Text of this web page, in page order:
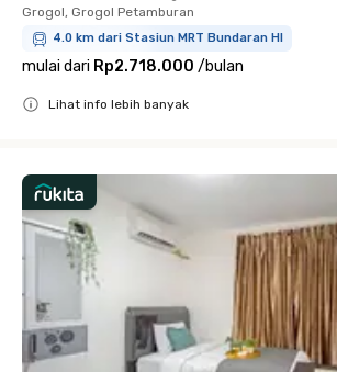
Grogol, Grogol Petamburan
4.0 km dari Stasiun MRT Bundaran HI
mulai dari Rp2.718.000 /bulan
Lihat info lebih banyak